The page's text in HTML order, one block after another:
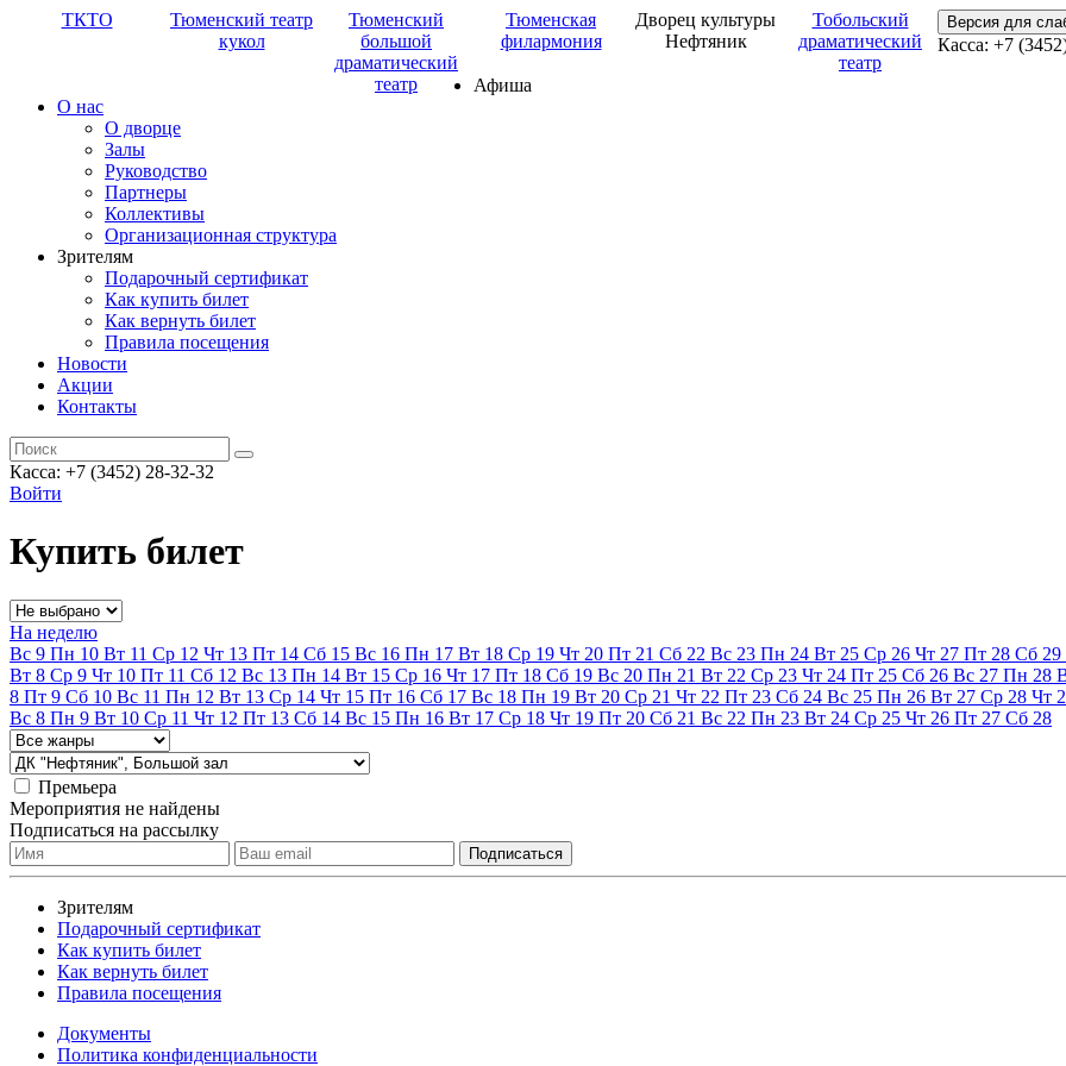
ТКТО
Тюменский театр
кукол
Тюменский
большой
драматический
театр
Тюменская
филармония
Дворец культуры
Нефтяник
Тобольский
драматический
театр
Версия для
Касса: +7
Афиша
О нас
О дворце
Залы
Руководство
Партнеры
Коллективы
Организационная структура
Зрителям
Подарочный сертификат
Как купить билет
Как вернуть билет
Правила посещения
Новости
Акции
Контакты
Касса: +7 (3452) 28-32-32
Войти
Купить билет
На неделю
Вс 9 Пн 10 Вт 11 Ср 12 Чт 13 Пт 14 Сб 15 Вс 16 Пн 17 Вт 18 Ср 19 Чт 20 Пт 21 Сб 22 Вс 23 Пн 24 Вт 25 Ср 26 Чт 27 Пт 28 Сб 29
Вт 8 Ср 9 Чт 10 Пт 11 Сб 12 Вс 13 Пн 14 Вт 15 Ср 16 Чт 17 Пт 18 Сб 19 Вс 20 Пн 21 Вт 22 Ср 23 Чт 24 Пт 25 Сб 26 Вс 27 Пн 28
8 Пт 9 Сб 10 Вс 11 Пн 12 Вт 13 Ср 14 Чт 15 Пт 16 Сб 17 Вс 18 Пн 19 Вт 20 Ср 21 Чт 22 Пт 23 Сб 24 Вс 25 Пн 26 Вт 27 Ср 28 Чт
Вс 8 Пн 9 Вт 10 Ср 11 Чт 12 Пт 13 Сб 14 Вс 15 Пн 16 Вт 17 Ср 18 Чт 19 Пт 20 Сб 21 Вс 22 Пн 23 Вт 24 Ср 25 Чт 26 Пт 27 Сб 28
Премьера
Мероприятия не найдены
Подписаться на рассылку
Зрителям
Подарочный сертификат
Как купить билет
Как вернуть билет
Правила посещения
Документы
Политика конфиденциальности